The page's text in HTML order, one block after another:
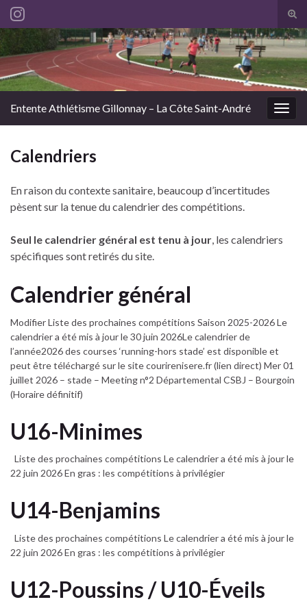
Search for:
Entente Athlétisme Gillonnay – La Côte Saint-André
Calendriers
En raison du contexte sanitaire, beaucoup d’incertitudes
pèsent sur la tenue du calendrier des compétitions.
Seul le calendrier général est tenu à jour, les calendriers
spécifiques sont retirés du site.
Calendrier général
Modifier Liste des prochaines compétitions Saison 2025-2026 Le
calendrier a été mis à jour le 30 juin 2026Le calendrier de
l’année2026 des courses ‘running-hors stade’ est disponible et
peut être téléchargé sur le site courirenisere.fr (lien direct) Mer 01
juillet 2026 – stade – Meeting n°2 Départemental CSBJ – Bourgoin
(Horaire définitif)
U16-Minimes
Liste des prochaines compétitions Le calendrier a été mis à jour le
22 juin 2026 En gras : les compétitions à privilégier
U14-Benjamins
Liste des prochaines compétitions Le calendrier a été mis à jour le
22 juin 2026 En gras : les compétitions à privilégier
U12-Poussins / U10-Éveils